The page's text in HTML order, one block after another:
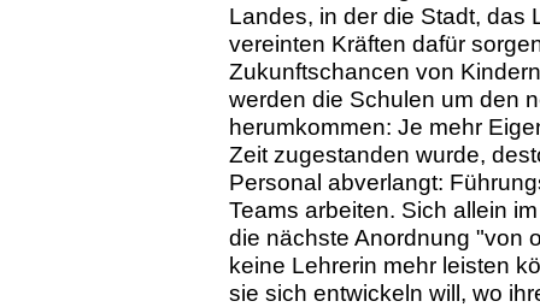
Landes, in der die Stadt, das
vereinten Kräften dafür
Zukunftschancen von
werden die Schulen um den
herumkommen: Je mehr
Zeit zugestanden wurde,
Personal abverlangt:
Teams arbeiten. Sich allein
die nächste Anordnung "von
keine Lehrerin mehr leisten
sie sich entwickeln will, wo